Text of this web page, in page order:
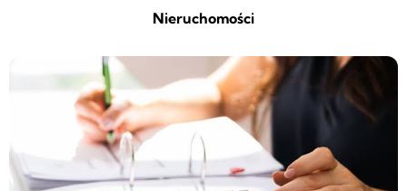
Nieruchomości